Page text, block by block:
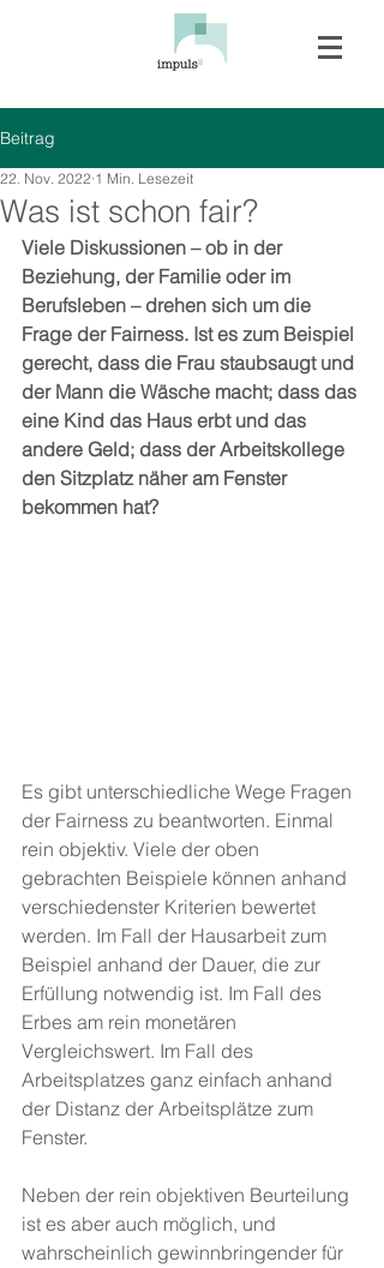
Beitrag
Was ist schon fair?
22. Nov. 2022 1 Min. Lesezeit
Viele Diskussionen – ob in der
Beziehung, der Familie oder im
Berufsleben – drehen sich um die
Frage der Fairness. Ist es zum Beispiel
gerecht, dass die Frau staubsaugt und
der Mann die Wäsche macht; dass das
eine Kind das Haus erbt und das
andere Geld; dass der Arbeitskollege
den Sitzplatz näher am Fenster
bekommen hat?
Es gibt unterschiedliche Wege Fragen
der Fairness zu beantworten. Einmal
rein objektiv. Viele der oben
gebrachten Beispiele können anhand
verschiedenster Kriterien bewertet
werden. Im Fall der Hausarbeit zum
Beispiel anhand der Dauer, die zur
Erfüllung notwendig ist. Im Fall des
Erbes am rein monetären
Vergleichswert. Im Fall des
Arbeitsplatzes ganz einfach anhand
der Distanz der Arbeitsplätze zum
Fenster.
Neben der rein objektiven Beurteilung
ist es aber auch möglich, und
wahrscheinlich gewinnbringender für